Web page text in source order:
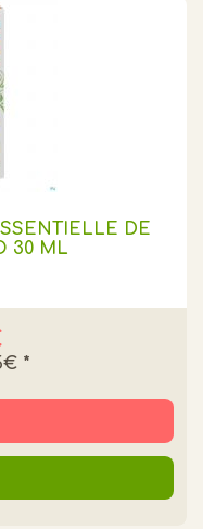
DE
30 ML
*